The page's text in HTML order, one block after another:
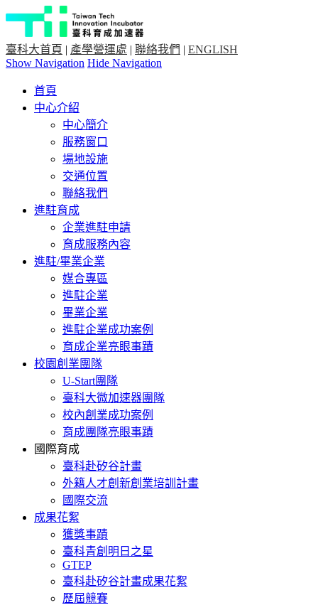
臺科大首頁 | 產學營運處 | 聯絡我們 | ENGLISH
Show Navigation Hide Navigation
首頁
中心介紹
中心簡介
服務窗口
場地設施
交通位置
聯絡我們
進駐育成
企業進駐申請
育成服務內容
進駐/畢業企業
媒合專區
進駐企業
畢業企業
進駐企業成功案例
育成企業亮眼事蹟
校園創業團隊
U-Start團隊
臺科大微加速器團隊
校內創業成功案例
育成團隊亮眼事蹟
國際育成
臺科赴矽谷計畫
外籍人才創新創業培訓計畫
國際交流
成果花絮
獲獎事蹟
臺科青創明日之星
GTEP
臺科赴矽谷計畫成果花絮
歷屆競賽